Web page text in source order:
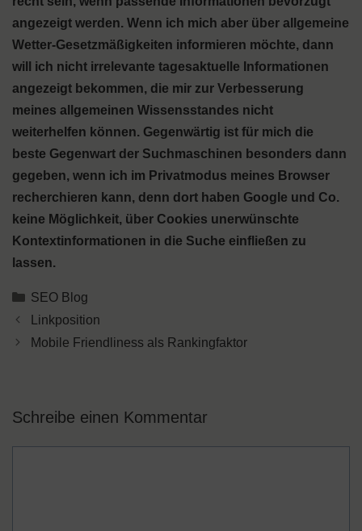
angezeigt werden. Wenn ich mich aber über allgemeine
Wetter-Gesetzmäßigkeiten informieren möchte, dann
will ich nicht irrelevante tagesaktuelle Informationen
angezeigt bekommen, die mir zur Verbesserung
meines allgemeinen Wissensstandes nicht
weiterhelfen können. Gegenwärtig ist für mich die
beste Gegenwart der Suchmaschinen besonders dann
gegeben, wenn ich im Privatmodus meines Browser
recherchieren kann, denn dort haben Google und Co.
keine Möglichkeit, über Cookies unerwünschte
Kontextinformationen in die Suche einfließen zu
lassen.
Kategorien
SEO Blog
Linkposition
Mobile Friendliness als Rankingfaktor
Schreibe einen Kommentar